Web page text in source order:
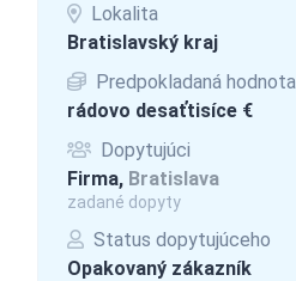
Lokalita
Bratislavský kraj
Predpokladaná hodnota
rádovo desaťtisíce €
Dopytujúci
Firma, Bratislava
zadané dopyty
Status dopytujúceho
Opakovaný zákazník